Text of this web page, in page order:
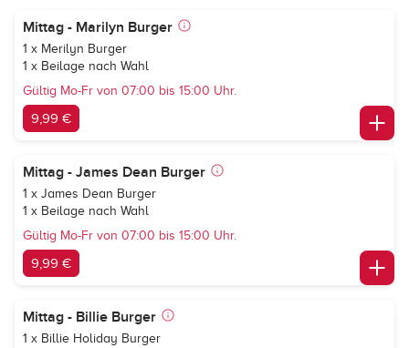
Mittag - Marilyn Burger
1 x Merilyn Burger
1 x Beilage nach Wahl
Gültig Mo-Fr von 07:00 bis 15:00 Uhr.
9,99 €
Mittag - James Dean Burger
1 x James Dean Burger
1 x Beilage nach Wahl
Gültig Mo-Fr von 07:00 bis 15:00 Uhr.
9,99 €
Mittag - Billie Burger
1 x Billie Holiday Burger